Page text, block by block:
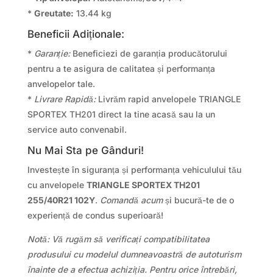
* Greutate: 13.44 kg
Beneficii Adiționale:
* Garanție:Beneficiezi de garanția producătorului
pentru a te asigura de calitatea și performanța
anvelopelor tale.
* Livrare Rapidă:Livrăm rapid anvelopele TRIANGLE
SPORTEX TH201 direct la tine acasă sau la un
service auto convenabil.
Nu Mai Sta pe Gânduri!
Investește în siguranța și performanța vehiculului tău
cu anvelopele TRIANGLE SPORTEX TH201
255/40R21 102Y. Comandă acumși bucură-te de o
experiență de condus superioară!
Notă: Vă rugăm să verificați compatibilitatea
produsului cu modelul dumneavoastră de autoturism
înainte de a efectua achiziția. Pentru orice întrebări,